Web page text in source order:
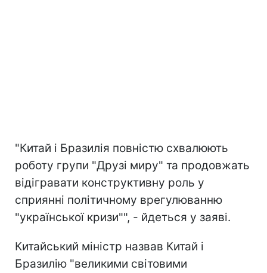
"Китай і Бразилія повністю схвалюють
роботу групи "Друзі миру" та продовжать
відігравати конструктивну роль у
сприянні політичному врегулюванню
"української кризи"", - йдеться у заяві.
Китайський міністр назвав Китай і
Бразилію "великими світовими